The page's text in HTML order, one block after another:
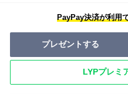
PayPay決済が利用
プレゼントする
LYPプレミ